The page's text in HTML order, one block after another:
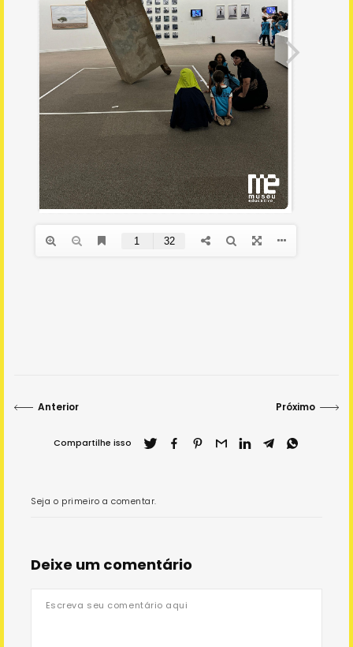
Anterior Próximo
Compartilhe isso
Seja o primeiro a comentar.
Deixe um comentário